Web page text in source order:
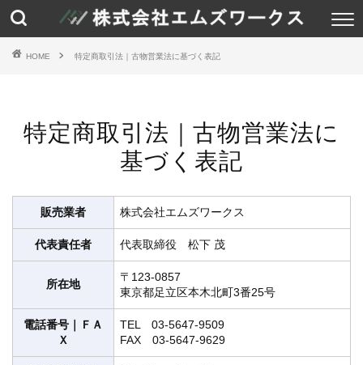
HOME 特定商取引法｜古物営業法に基づく表記
特定商取引法｜古物営業法に
基づく表記
販売業者 株式会社エムズワークス
代表責任者 代表取締役 松下 茂
所在地
〒123-0857
東京都足立区本木北町3番25号
電話番号｜ＦＡ
Ｘ
TEL 03-5647-9509
FAX 03-5647-9629